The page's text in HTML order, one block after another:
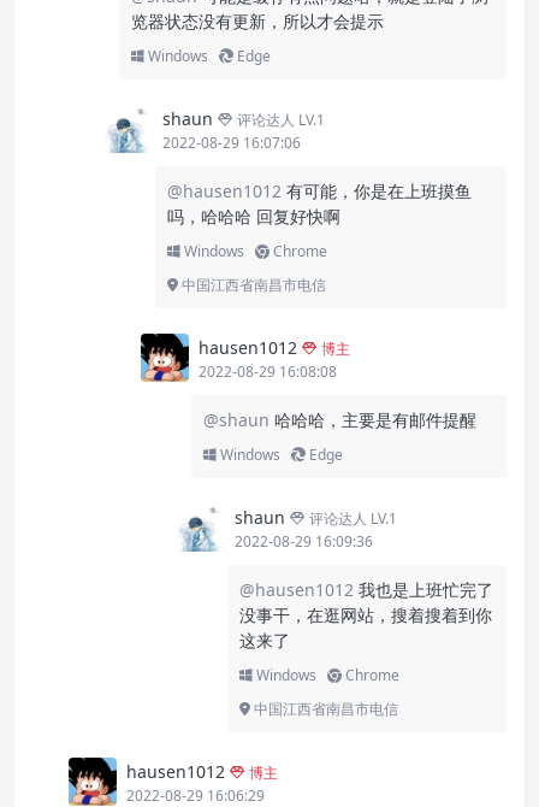
览器状态没有更新，所以才会提示
Windows Edge
shaun
评论达人 LV.1
2022-08-29 16:07:06
@hausen1012 有可能，你是在上班摸鱼
吗，哈哈哈 回复好快啊
Windows
Chrome
中国江西省南昌市电信
hausen1012
博主
2022-08-29 16:08:08
@shaun 哈哈哈，主要是有邮件提醒
Windows Edge
shaun
评论达人 LV.1
2022-08-29 16:09:36
@hausen1012 我也是上班忙完了
没事干，在逛网站，搜着搜着到你
这来了
Windows
Chrome
中国江西省南昌市电信
hausen1012
博主
2022-08-29 16:06:29